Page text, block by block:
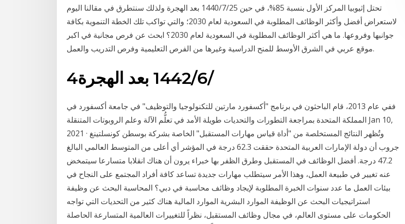
تحتل إثيوبيا المركز الأول بنسبة 85%، في حين 25‏‏/7‏‏/1440 بعد الهجرة ولذلك سنتطرق في مقالنا اليوم
لاستعراض أفضل وأكثر الوظائف المطلوبة في السعودية لعام 2030؛ والتي تواكب تلك الخطة التنموية بكافة
جوانبها وفروعها. ما هي أكثر الوظائف المطلوبة في السعودية لعام 2030؟ ابحث عن فرص مجانية في اكبر
موقع عربي في الشرق الأوسط للمنح الدراسية وغيرها من الفرص التعليمية وفرص التدريب والعمل.
4‏‏/6‏‏/1442 بعد الهجرة
ففي عام 2013، قام الباحثون في برنامج "أكسفورد مارتين للتكنولوجيا والتوظيف" في جامعة أكسفورد في
المملكة المتحدة بمراجعة التطورات والتحديات طويلة الأمد في تعلُّم الآلة وعلم الروبوتات المتنقلة Jan 10,
2021 · وتُظهر النتائج المستخلصة من "أداة قياس مهارات المستقبل" الخاصة بشركة بوسطن كونسلتينغ
جروب أن دولة الإمارات العربية المتحدة حققت 62.3 درجة في المؤشر أي أعلى من المتوسط العالمي البالغ
47.2 درجة. أفضل الوظائف في المستقبل وطرق الظفر بها خبراء يرون أن هناك انقلابا متسارعا سيتمخض
عنه تغيير في طبيعة العمل، وهذا الأمر سيتطلب مهارات جديدة تساعد كافة أفراد المجتمع على النجاح في
بيئات العمل ما عدد سنوات الخبرة المطلوبة لإيجاد وظائف محاسبة في دبي؟ المحاسبة البحث عن وظيفة
استراتيجيات البحث عن الوظيفة الموارد البشرية الموارد المالية هناك كثير من التحديات التي تواجه
الحكومات على مستوى العالم، في مجال وظائف المستقبل، نظراً للتغييرات العالمية المتسارعة الحاصلة